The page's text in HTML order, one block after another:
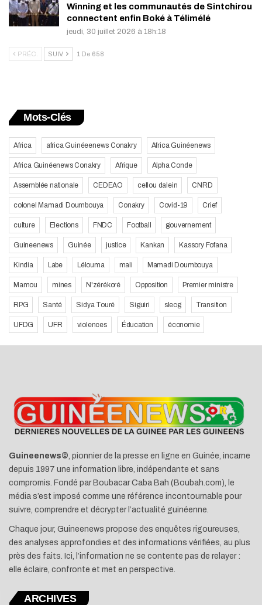
Winning et les communautés de Sintchirou
connectent enfin Boké à Télimélé
jeudi, 30 juillet 2026 à 18h:18
PRÉC. SUIV. 1 De 658
Mots-Clés
Africa africa Guinéeenews Conakry Africa Guinéenews
Africa Guinéenews Conakry Afrique Alpha Conde
Assemblée nationale CEDEAO cellou dalein CNRD
colonel Mamadi Doumbouya Conakry Covid-19 Crief
culture Elections FNDC Football gouvernement
Guineenews Guinée justice Kankan Kassory Fofana
Kindia Labe Lélouma mali Mamadi Doumbouya
Mamou mines N'zérékoré Opposition Premier ministre
RPG Santé Sidya Touré Siguiri slecg Transition
UFDG UFR violences Éducation économie
Guineenews©, pionnier de la presse en ligne en Guinée, incarne
depuis 1997 une information libre, indépendante et sans
compromis. Fondé par Boubacar Caba Bah (Boubah.com), le
média s’est imposé comme une référence incontournable pour
suivre, comprendre et décrypter l’actualité guinéenne.
Chaque jour, Guineenews propose des enquêtes rigoureuses,
des analyses approfondies et des informations vérifiées, au plus
près des faits. Ici, l’information ne se contente pas de relayer :
elle éclaire, confronte et met en perspective.
ARCHIVES